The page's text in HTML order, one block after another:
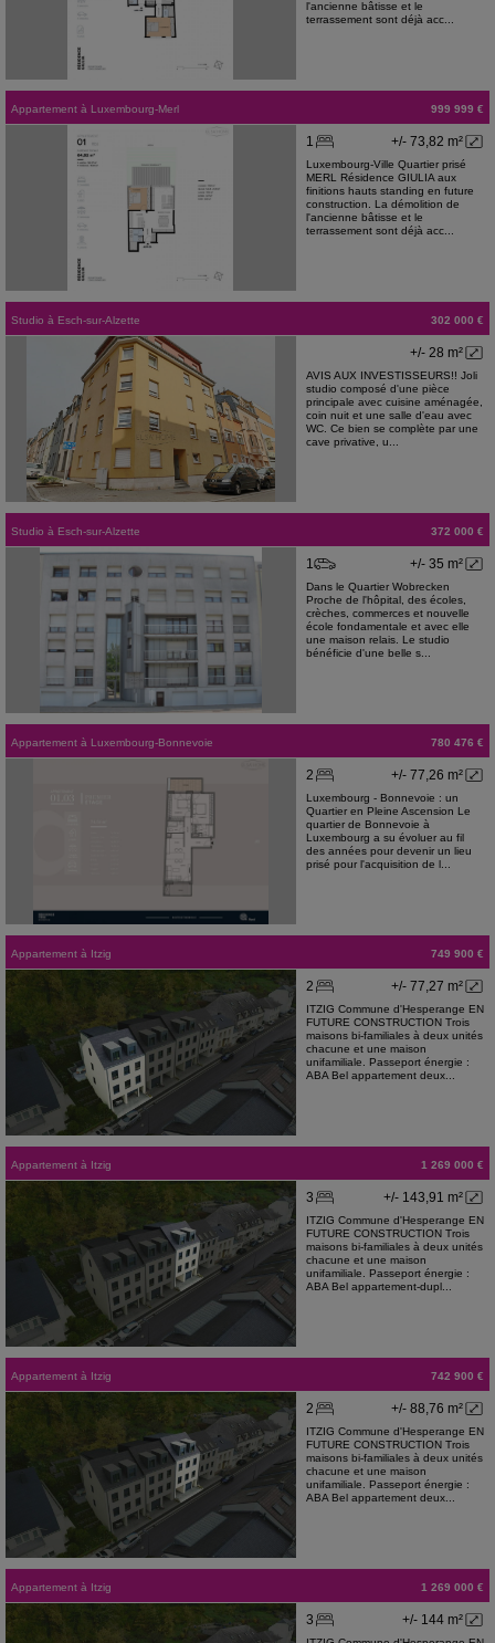
l'ancienne bâtisse et le
terrassement sont déjà acc...
Appartement à Luxembourg-Merl 999 999 €
+/- 73,82 m²
1
Luxembourg-Ville Quartier prisé
MERL Résidence GIULIA aux
finitions hauts standing en future
construction. La démolition de
l'ancienne bâtisse et le
terrassement sont déjà acc...
Studio à Esch-sur-Alzette 302 000 €
+/- 28 m²
AVIS AUX INVESTISSEURS!! Joli
studio composé d'une pièce
principale avec cuisine aménagée,
coin nuit et une salle d'eau avec
WC. Ce bien se complète par une
cave privative, u...
Studio à Esch-sur-Alzette 372 000 €
+/- 35 m²
1
Dans le Quartier Wobrecken
Proche de l'hôpital, des écoles,
crèches, commerces et nouvelle
école fondamentale et avec elle
une maison relais. Le studio
bénéficie d'une belle s...
Appartement à Luxembourg-Bonnevoie 780 476 €
+/- 77,26 m²
2
Luxembourg - Bonnevoie : un
Quartier en Pleine Ascension Le
quartier de Bonnevoie à
Luxembourg a su évoluer au fil
des années pour devenir un lieu
prisé pour l'acquisition de l...
Appartement à Itzig 749 900 €
+/- 77,27 m²
2
ITZIG Commune d'Hesperange EN
FUTURE CONSTRUCTION Trois
maisons bi-familiales à deux unités
chacune et une maison
unifamiliale. Passeport énergie :
ABA Bel appartement deux...
Appartement à Itzig 1 269 000 €
+/- 143,91 m²
3
ITZIG Commune d'Hesperange EN
FUTURE CONSTRUCTION Trois
maisons bi-familiales à deux unités
chacune et une maison
unifamiliale. Passeport énergie :
ABA Bel appartement-dupl...
Appartement à Itzig 742 900 €
+/- 88,76 m²
2
ITZIG Commune d'Hesperange EN
FUTURE CONSTRUCTION Trois
maisons bi-familiales à deux unités
chacune et une maison
unifamiliale. Passeport énergie :
ABA Bel appartement deux...
Appartement à Itzig 1 269 000 €
+/- 144 m²
3